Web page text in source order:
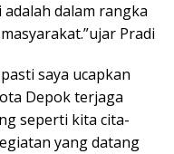
dalam rangka
Pradi
saya ucapkan
Depok terjaga
seperti kita cita-
yang datang